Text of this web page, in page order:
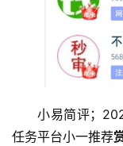
小易简评；
任务平台小一推荐